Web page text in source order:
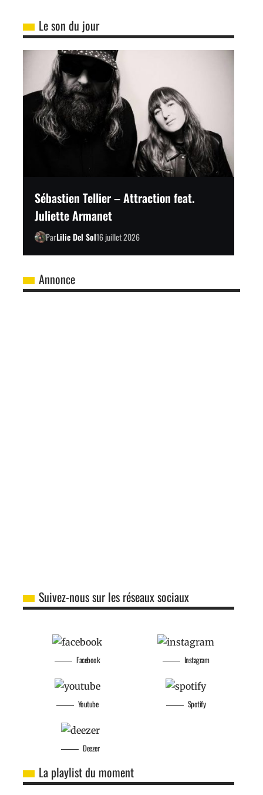
Le son du jour
Sébastien Tellier – Attraction feat.
Juliette Armanet
ParLilie Del Sol16 juillet 2026
Annonce
Suivez-nous sur les réseaux sociaux
Facebook
Youtube
Instagram
Spotify
Deezer
La playlist du moment